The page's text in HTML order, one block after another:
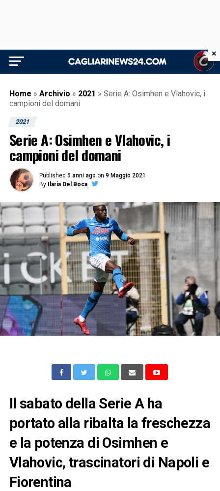
Home » Archivio » 2021 » Serie A: Osimhen e Vlahovic, i
campioni del domani
2021
Serie A: Osimhen e Vlahovic, i
campioni del domani
Published 5 anni ago on 9 Maggio 2021
By
Ilaria Del Boca
Il sabato della Serie A ha
portato alla ribalta la freschezza
e la potenza di Osimhen e
Vlahovic, trascinatori di Napoli e
Fiorentina
×